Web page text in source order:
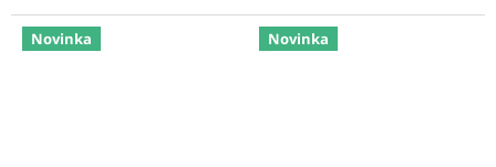
Novinka Novinka